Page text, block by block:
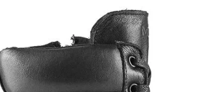
botas mujer
6.
americansport
7.